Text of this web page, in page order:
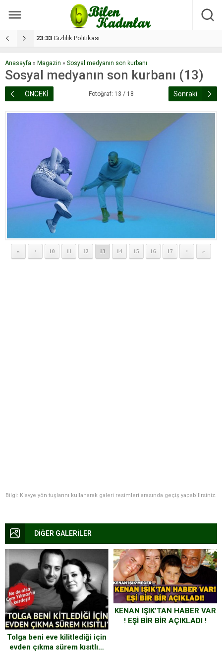
17:08 Dilan, düğününe 5 gün kala hayatını kaybetti
Anasayfa » Magazin » Sosyal medyanın son kurbanı
Sosyal medyanın son kurbanı (13)
ÖNCEKİ Fotoğraf: 13 / 18 Sonraki
« < 10 11 12 13 14 15 16 17 > »
Bilgi: Klavye yön tuşlarını kullanarak galeri resimleri arasında geçiş yapabilirsiniz.
DİĞER GALERİLER
Tolga beni eve kilitlediği için
evden çıkma sürem kısıtlı…
KENAN IŞIK’TAN HABER VAR
! EŞİ BİR BİR AÇIKLADI !